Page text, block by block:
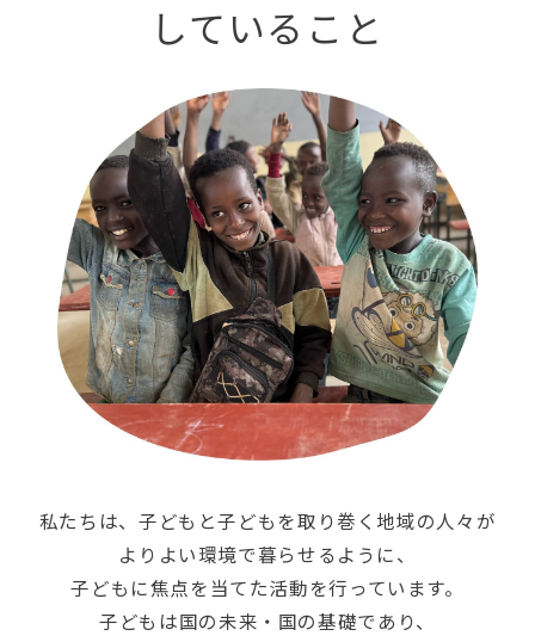
していること
私たちは、子どもと子どもを取り巻く地域の人々が
よりよい環境で暮らせるように、
子どもに焦点を当てた活動を行っています。
子どもは国の未来・国の基礎であり、